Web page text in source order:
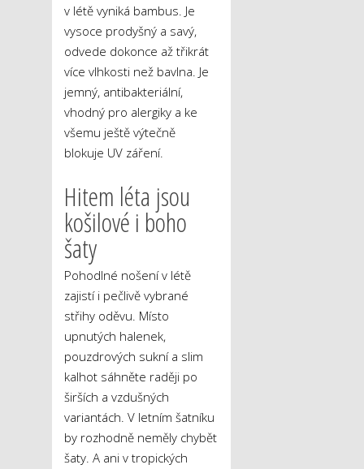
v létě vyniká bambus. Je
vysoce prodyšný a savý,
odvede dokonce až třikrát
více vlhkosti než bavlna. Je
jemný, antibakteriální,
vhodný pro alergiky a ke
všemu ještě výtečně
blokuje UV záření.
Hitem léta jsou
košilové i boho
šaty
Pohodlné nošení v létě
zajistí i pečlivě vybrané
střihy oděvu. Místo
upnutých halenek,
pouzdrových sukní a slim
kalhot sáhněte raději po
širších a vzdušných
variantách. V letním šatníku
by rozhodně neměly chybět
šaty. A ani v tropických